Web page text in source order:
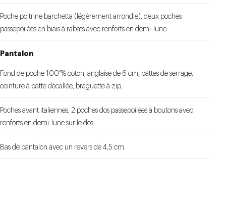
Poche poitrine barchetta (légèrement arrondie), deux poches
passepoilées en biais à rabats avec renforts en demi-lune
Pantalon
Fond de poche 100 % coton, anglaise de 6 cm, pattes de serrage,
ceinture à patte décallée, braguette à zip,
Poches avant italiennes, 2 poches dos passepoilées à boutons avec
renforts en demi-lune sur le dos
Bas de pantalon avec un revers de 4,5 cm.